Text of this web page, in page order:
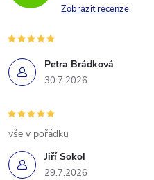
Zobrazit recenze
Petra Brádková
30.7.2026
Jiří Sokol
29.7.2026
vše v pořádku